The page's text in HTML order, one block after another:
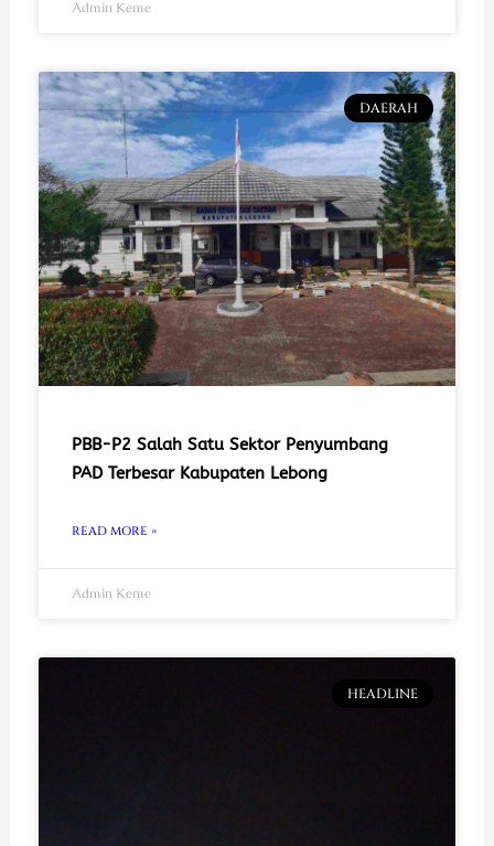
Admin Keme
DAERAH
PBB-P2 Salah Satu Sektor Penyumbang
PAD Terbesar Kabupaten Lebong
READ MORE »
Admin Keme
HEADLINE